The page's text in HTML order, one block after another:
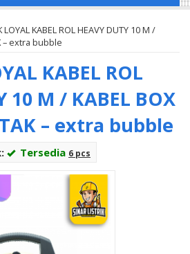
LOYAL KABEL ROL HEAVY DUTY 10 M /
– extra bubble
KABEL ROL
10 M / KABEL BOX
– extra bubble
Tersedia 6 pcs